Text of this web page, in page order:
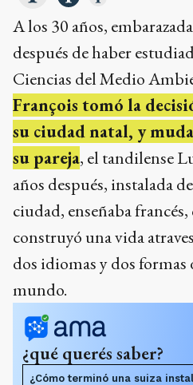
A los 30 años,
después de haber
Ciencias del Medio
François tomó la
su ciudad natal, y
su pareja, el tandilense
años después, instalada
ciudad, enseñaba
construyó una vida
dos idiomas y dos
mundo.
¿qué querés saber?
¿Cómo terminó una suiza